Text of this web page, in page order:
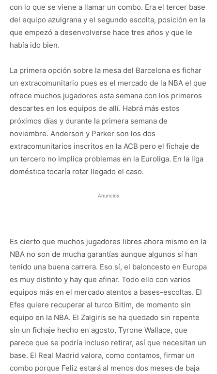
con lo que se viene a llamar un combo. Era el tercer base
del equipo azulgrana y el segundo escolta, posición en la
que empezó a desenvolverse hace tres años y que le
había ido bien.
La primera opción sobre la mesa del Barcelona es fichar
un extracomunitario pues es el mercado de la NBA el que
ofrece muchos jugadores esta semana con los primeros
descartes en los equipos de allí. Habrá más estos
próximos días y durante la primera semana de
noviembre. Anderson y Parker son los dos
extracomunitarios inscritos en la ACB pero el fichaje de
un tercero no implica problemas en la Euroliga. En la liga
doméstica tocaría rotar llegado el caso.
Anuncios
Es cierto que muchos jugadores libres ahora mismo en la
NBA no son de mucha garantías aunque algunos sí han
tenido una buena carrera. Eso sí, el baloncesto en Europa
es muy distinto y hay que afinar. Todo ello con varios
equipos más en el mercado atentos a bases-escoltas. El
Efes quiere recuperar al turco Bitim, de momento sin
equipo en la NBA. El Zalgiris se ha quedado sin repente
sin un fichaje hecho en agosto, Tyrone Wallace, que
parece que se podría incluso retirar, así que necesitan un
base. El Real Madrid valora, como contamos, firmar un
combo porque Feliz estará al menos dos meses de baja